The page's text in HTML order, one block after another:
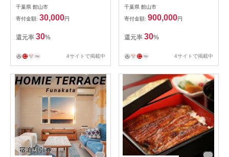
【1506519】
千葉県 館山市
寄付金額: 30,000円
還元率 30%
4サイトで掲載中
万円相当)/贈答利用可
【1486750】
千葉県 館山市
寄付金額: 900,000円
還元率 30%
4サイトで掲載中